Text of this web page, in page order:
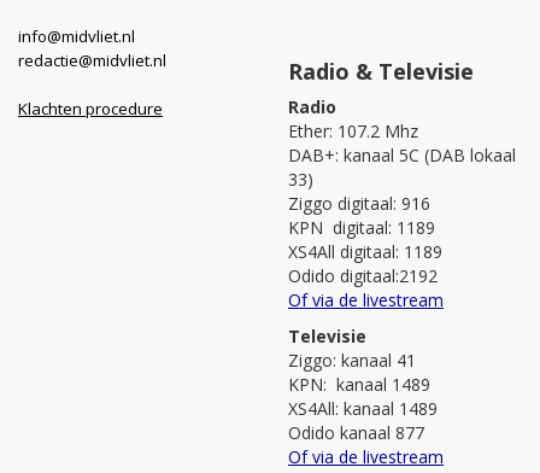
info@midvliet.nl
redactie@midvliet.nl
Klachten procedure
Radio & Televisie
Radio
Ether: 107.2 Mhz
DAB+: kanaal 5C (DAB lokaal
33)
Ziggo digitaal: 916
KPN digitaal: 1189
XS4All digitaal: 1189
Odido digitaal:2192
Of via de livestream
Televisie
Ziggo: kanaal 41
KPN: kanaal 1489
XS4All: kanaal 1489
Odido kanaal 877
Of via de livestream